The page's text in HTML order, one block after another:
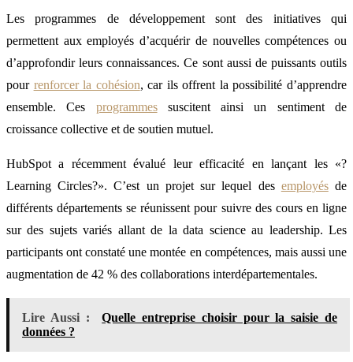
Les programmes de développement sont des initiatives qui
permettent aux employés d’acquérir de nouvelles compétences ou
d’approfondir leurs connaissances. Ce sont aussi de puissants outils
pour renforcer la cohésion, car ils offrent la possibilité d’apprendre
ensemble. Ces programmessuscitent ainsi un sentiment de
croissance collective et de soutien mutuel.
HubSpot a récemment évalué leur efficacité en lançant les «?
Learning Circles?». C’est un projet sur lequel des employésde
différents départements se réunissent pour suivre des cours en ligne
sur des sujets variés allant de la data science au leadership. Les
participants ont constaté une montée en compétences, mais aussi une
augmentation de 42 % des collaborations interdépartementales.
Lire Aussi :
Quelle entreprise choisir pour la saisie de
données ?